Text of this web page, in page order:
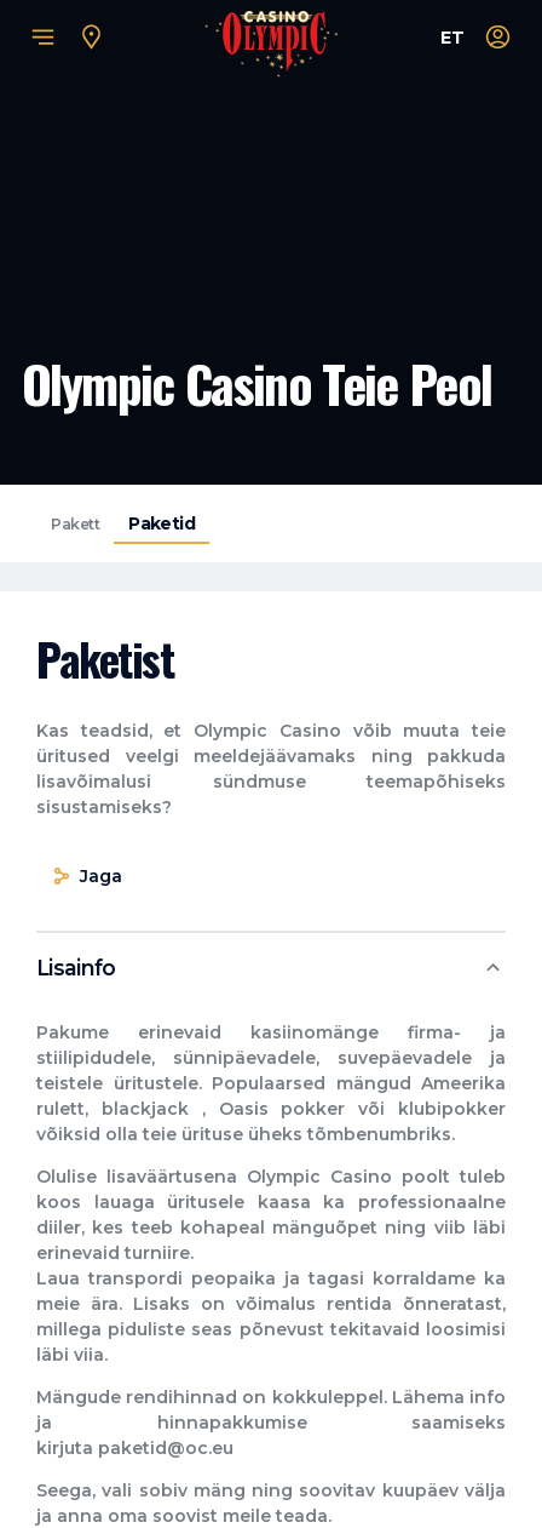
ET
Olympic Casino Teie Peol
Pakett Paketid
Paketist
Kas teadsid, et Olympic Casino võib muuta teie
üritused veelgi meeldejäävamaks ning pakkuda
lisavõimalusi sündmuse teemapõhiseks
sisustamiseks?
Jaga
Lisainfo
Pakume erinevaid kasiinomänge firma- ja
stiilipidudele, sünnipäevadele, suvepäevadele ja
teistele üritustele. Populaarsed mängud Ameerika
rulett, blackjack , Oasis pokker või klubipokker
võiksid olla teie ürituse üheks tõmbenumbriks.
Olulise lisaväärtusena Olympic Casino poolt tuleb
koos lauaga üritusele kaasa ka professionaalne
diiler, kes teeb kohapeal mänguõpet ning viib läbi
erinevaid turniire.
Laua transpordi peopaika ja tagasi korraldame ka
meie ära. Lisaks on võimalus rentida õnneratast,
millega piduliste seas põnevust tekitavaid loosimisi
läbi viia.
Mängude rendihinnad on kokkuleppel. Lähema info
ja hinnapakkumise saamiseks
kirjuta paketid@oc.eu
Seega, vali sobiv mäng ning soovitav kuupäev välja
ja anna oma soovist meile teada.